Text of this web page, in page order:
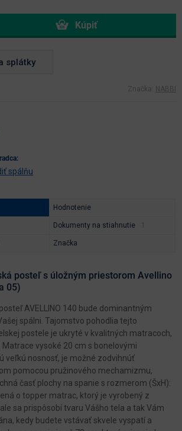
splátky
Značka: NABBI
spálňu
Hodnotenie
Dokumenty na stiahnutie
Značka
posteľ s úložným priestorom Avellino
05)
AVELLINO 140 bude dominantným
spálni. Tajomstvo pohodlia tejto
postele je ukryté v kvalitných matracoch,
vysoké 20 cm s bonelovými
veľkú nosnosť, je možné zodvihnúť
pomocou pružinového mechamizmu,
časť plochy na spanie s rozmerom (ŠxH):
o topper matrac, ktorý je vyrobený z
sa prispôsobí tvaru Vášho tela a tak Vám
kedy budete vstávať skvele vyspatí a